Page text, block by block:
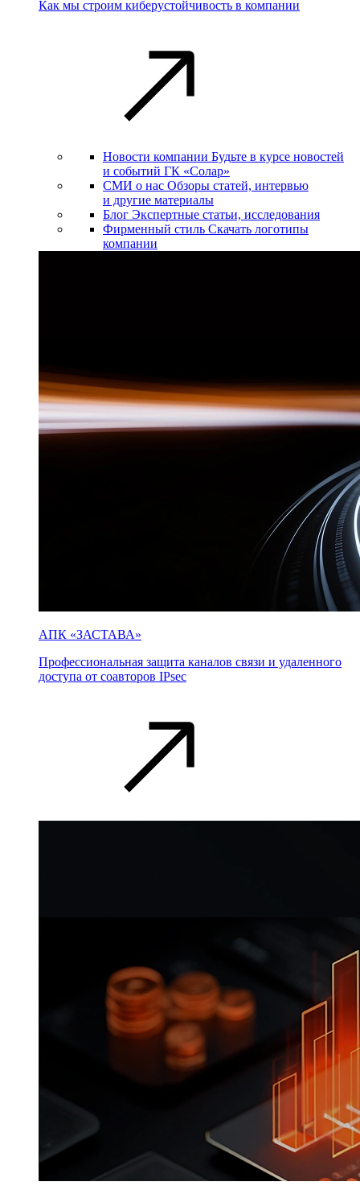
Как мы строим киберустойчивость в компании
Новости компании Будьте в курсе новостей
и событий ГК «Солар»
СМИ о нас Обзоры статей, интервью
и другие материалы
Блог Экспертные статьи, исследования
Фирменный стиль Скачать логотипы
компании
АПК «ЗАСТАВА»
Профессиональная защита каналов связи и удаленного
доступа от соавторов IPsec